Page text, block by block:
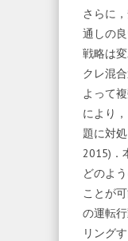
さらに
通しの
戦略は
クレ混
よって
により
題に対
2015)．
どのよ
ことが
の運転
リング